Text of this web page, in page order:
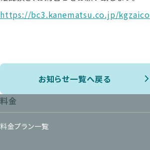
https://bc3.kanematsu.co.jp/kgzaico
お知らせ一覧へ戻る
料金
料金プラン一覧